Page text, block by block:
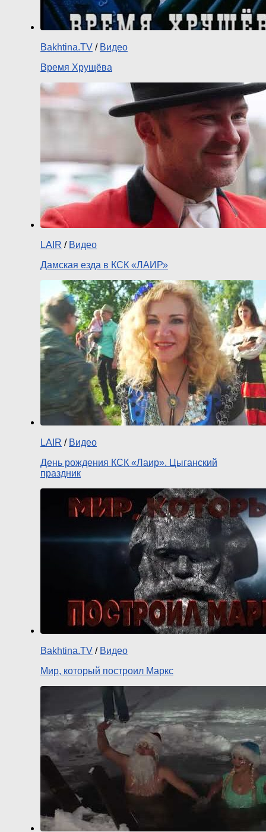
Bakhtina.TV / Видео
Время Хрущёва
LAIR / Видео
Дамская езда в КСК «ЛАИР»
LAIR / Видео
День рождения КСК «Лаир». Цыганский
праздник
Bakhtina.TV / Видео
Мир, который построил Маркс